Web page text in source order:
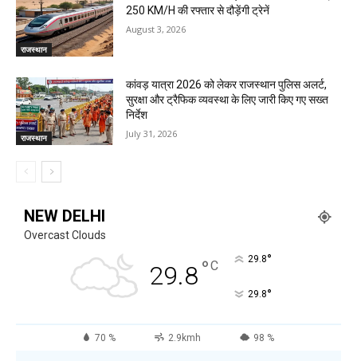
राजस्थान
250 KM/H की रफ्तार से दौड़ेंगी ट्रेनें
August 3, 2026
राजस्थान
कांवड़ यात्रा 2026 को लेकर राजस्थान पुलिस अलर्ट,
सुरक्षा और ट्रैफिक व्यवस्था के लिए जारी किए गए सख्त
निर्देश
July 31, 2026
NEW DELHI
Overcast Clouds
29.8°C 29.8°
29.8°
70 % 2.9kmh 98 %